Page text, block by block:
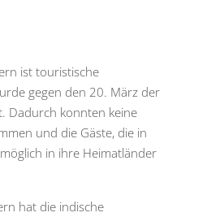
ist touristische
gegen den 20. März der
Dadurch konnten keine
und die Gäste, die in
in ihre Heimatländer
hat die indische